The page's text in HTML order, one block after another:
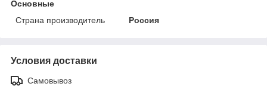
Основные
Страна производитель
Россия
Условия доставки
Самовывоз